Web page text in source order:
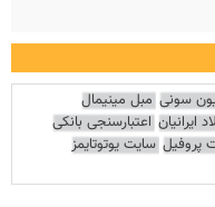
سونی مبل مینیمال
ایرانیان اعتبارسنجی بانکی
پروفیل سایت یوتوتایمز